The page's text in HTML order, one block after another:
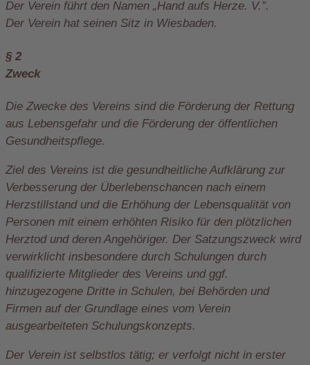
Der Verein führt den Namen „Hand aufs Herze. V.”.
Der Verein hat seinen Sitz in Wiesbaden.
§ 2
Zweck
Die Zwecke des Vereins sind die Förderung der Rettung
aus Lebensgefahr und die Förderung der öffentlichen
Gesundheitspflege.
Ziel des Vereins ist die gesundheitliche Aufklärung zur
Verbesserung der Überlebenschancen nach einem
Herzstillstand und die Erhöhung der Lebensqualität von
Personen mit einem erhöhten Risiko für den plötzlichen
Herztod und deren Angehöriger. Der Satzungszweck wird
verwirklicht insbesondere durch Schulungen durch
qualifizierte Mitglieder des Vereins und ggf.
hinzugezogene Dritte in Schulen, bei Behörden und
Firmen auf der Grundlage eines vom Verein
ausgearbeiteten Schulungskonzepts.
Der Verein ist selbstlos tätig; er verfolgt nicht in erster